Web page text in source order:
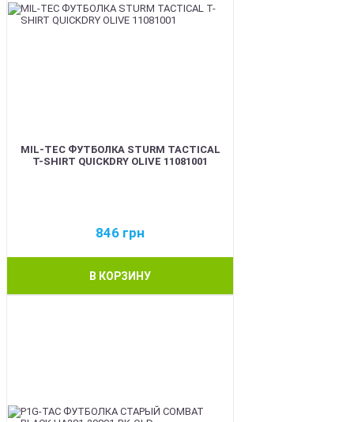
MIL-TEC ФУТБОЛКА STURM TACTICAL
T-SHIRT QUICKDRY OLIVE 11081001
846 грн
В КОРЗИНУ